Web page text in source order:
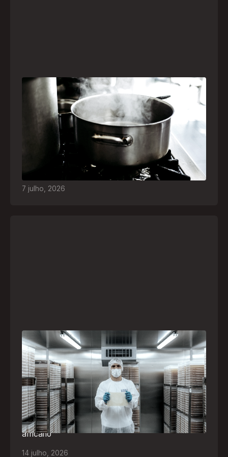
Frio leva brasileiros a improvisar para se
aquecer e aumenta risco de queimaduras
dentro de casa
O inverno chegou e, com ele, práticas perigosas
para espantar o frio voltam a ser comuns. Saiba
quais são os riscos e como agir em caso de
7 julho 2026
A paranaense Vuelo Pharma é uma das 13
empresas brasileiras selecionadas para
representar o Brasil na maior feira de
negócios de Angola
Empresa participará da FILDA 2026, em Luanda,
levando tecnologias brasileiras para tratamento de
feridas, ostomia e proteção cutânea ao mercado
africano
14 julho 2026